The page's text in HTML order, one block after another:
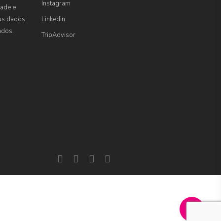
e
dados
Instagram
Linkedin
TripAdvisor
facebooklinkedininstagramtripadvisor